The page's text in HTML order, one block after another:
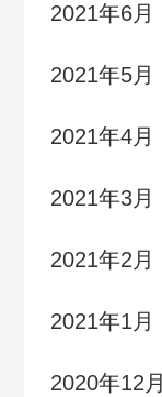
2021年6月
2021年5月
2021年4月
2021年3月
2021年2月
2021年1月
2020年12月